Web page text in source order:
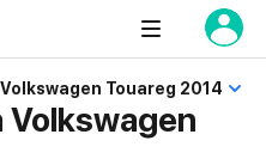
Touareg 2014
Volkswagen